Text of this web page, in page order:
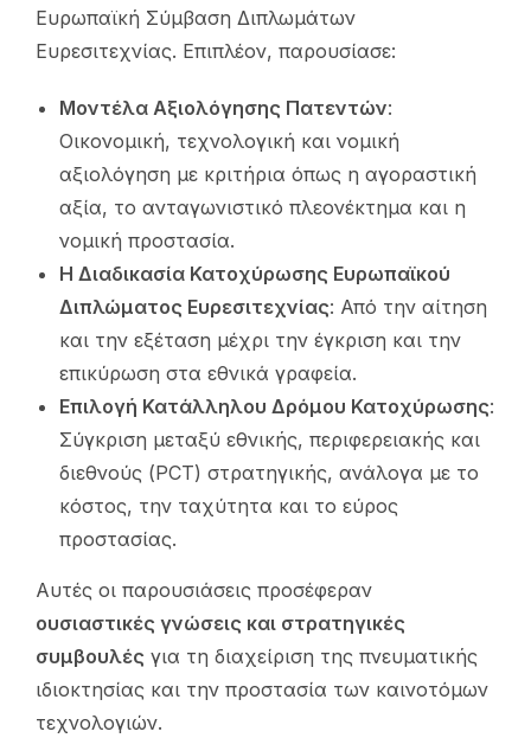
Ευρωπαϊκή Σύμβαση Διπλωμάτων
Ευρεσιτεχνίας. Επιπλέον, παρουσίασε:
Μοντέλα Αξιολόγησης Πατεντών:
Οικονομική, τεχνολογική και νομική
αξιολόγηση με κριτήρια όπως η αγοραστική
αξία, το ανταγωνιστικό πλεονέκτημα και η
νομική προστασία.
Η Διαδικασία Κατοχύρωσης Ευρωπαϊκού
Διπλώματος Ευρεσιτεχνίας: Από την αίτηση
και την εξέταση μέχρι την έγκριση και την
επικύρωση στα εθνικά γραφεία.
Επιλογή Κατάλληλου Δρόμου Κατοχύρωσης:
Σύγκριση μεταξύ εθνικής, περιφερειακής και
διεθνούς (PCT) στρατηγικής, ανάλογα με το
κόστος, την ταχύτητα και το εύρος
προστασίας.
Αυτές οι παρουσιάσεις προσέφεραν
ουσιαστικές γνώσεις και στρατηγικές
συμβουλές για τη διαχείριση της πνευματικής
ιδιοκτησίας και την προστασία των καινοτόμων
τεχνολογιών.